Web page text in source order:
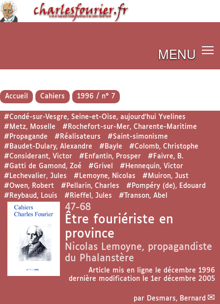
MENU
Accueil Cahiers 1996 / n° 7
#Condé-sur-Vesgre, Seine-et-Oise, aujourd’hui Yvelines
#Metz, Moselle
#Rochefort-sur-Mer, Charente-Maritime
#Propagande
#Réalisateurs
#Saint-simonisme
#Baudet-Dulary, Alexandre
#Bayle
#Colomb, Christophe
#Considerant, Victor
#Enfantin, Prosper
#Faivre, B.
#Gatti de Gamond, Zoé
#Grivel
#Hennequin, Victor
#Lechevalier, Jules
#Lemoyne, Nicolas
#Muiron, Just
#Owen, Robert
#Pellarin, Charles
#Pompéry (de), Edouard
#Reybaud, Louis
#Rieffel, Jules #Transon, Abel
47-68
Être fouriériste en
province
Nicolas Lemoyne, propagandiste
du Phalanstère
Article mis en ligne le décembre 1996
dernière modification le 1er décembre 2005
par Desmars, Bernard